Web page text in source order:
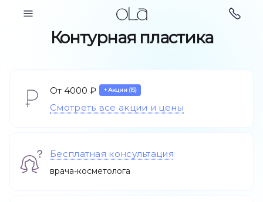
Косметология
услуги
Косметология
Контурная пластика
От 4000 ₽ + Акции (15)
Смотреть все акции и цены
Бесплатная консультация
врача-косметолога